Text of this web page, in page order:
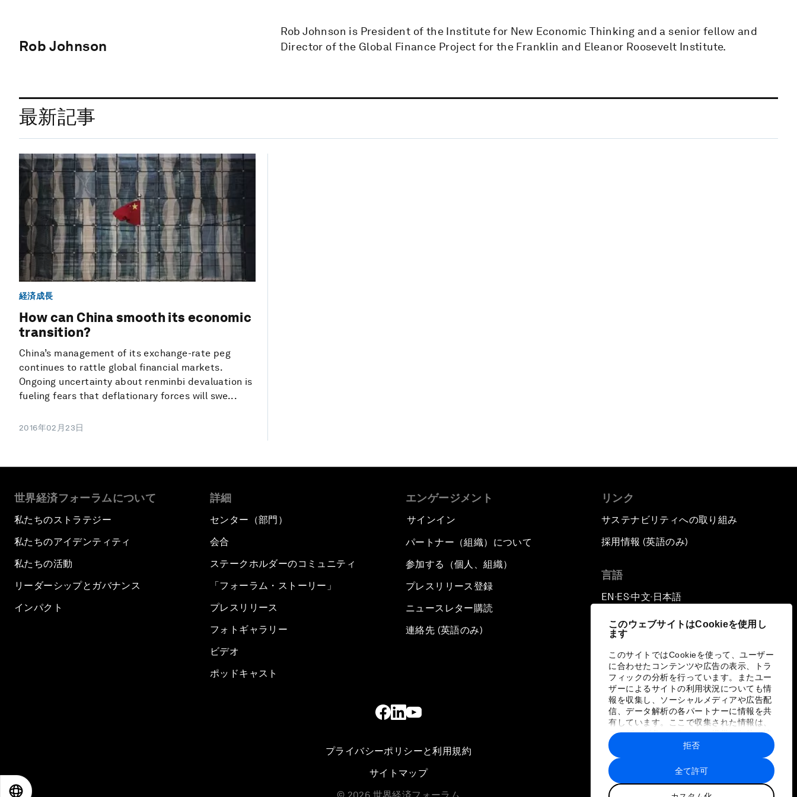
このウェブサイトはCookieを使用し
ます
このサイトではCookieを使って、ユーザー
に合わせたコンテンツや広告の表示、トラ
フィックの分析を行っています。またユー
ザーによるサイトの利用状況についても情
報を収集し、ソーシャルメディアや広告配
信、データ解析の各パートナーに情報を共
有しています。ここで収集された情報は、
ユーザーが各パートナーに提供した他の情
報や各パートナーのサービスを使用した際
に収集された情報と組み合わされ、各パー
トナーによって使用されることがありま
す。
全て許可
拒否
Rob Johnson
Rob Johnson is President of the Institute for New Economic Thinking and a senior fellow and
Director of the Global Finance Project for the Franklin and Eleanor Roosevelt Institute.
最新記事
経済成長
How can China smooth its economic
transition?
China’s management of its exchange-rate peg
continues to rattle global financial markets.
Ongoing uncertainty about renminbi devaluation is
fueling fears that deflationary forces will swe...
2016年02月23日
世界経済フォーラムについて
私たちのストラテジー
私たちのアイデンティティ
私たちの活動
リーダーシップとガバナンス
インパクト
詳細
センター（部門）
会合
ステークホルダーのコミュニティ
「フォーラム・ストーリー」
プレスリリース
フォトギャラリー
ビデオ
ポッドキャスト
エンゲージメント
サインイン
パートナー（組織）について
参加する（個人、組織）
プレスリリース登録
ニュースレター購読
連絡先 (英語のみ)
リンク
サステナビリティへの取り組み
採用情報 (英語のみ)
言語
EN ▪ ES▪中文▪ 日本語
プライバシーポリシーと利用規約
サイトマップ